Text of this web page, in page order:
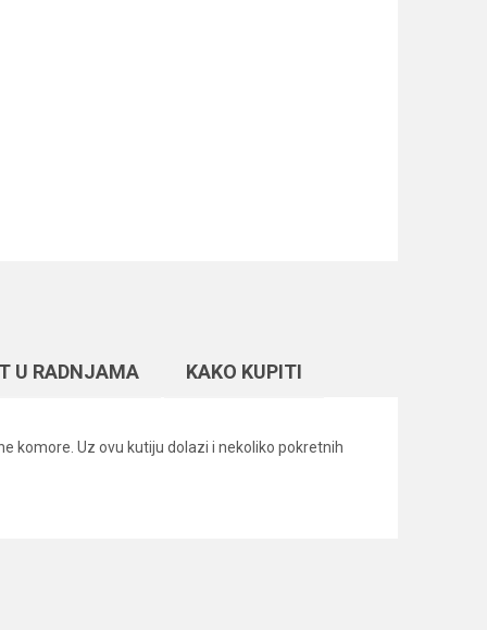
U RADNJAMA KAKO KUPITI
komore. Uz ovu kutiju dolazi i nekoliko pokretnih